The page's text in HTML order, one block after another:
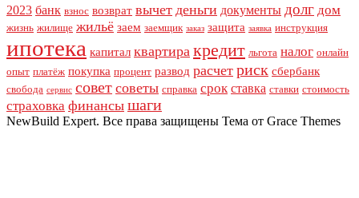
2023 банк взнос возврат вычет деньги документы долг дом
жизнь жилище жильё заем заемщик заказ защита заявка инструкция
ипотека капитал квартира кредит льгота налог онлайн
опыт платёж покупка процент развод расчет риск сбербанк
свобода сервис совет советы справка срок ставка ставки стоимость
страховка финансы шаги
NewBuild Expert. Все права защищены Тема от Grace Themes